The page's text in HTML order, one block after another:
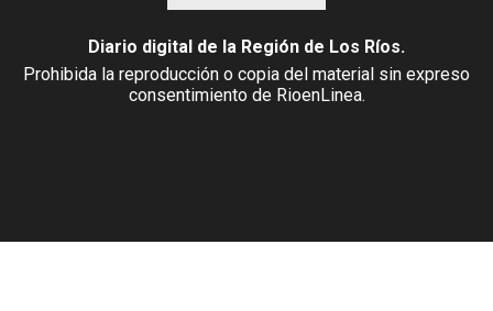
Diario digital de la Región de Los Ríos.
Prohibida la reproducción o copia del material sin expreso
consentimiento de RioenLinea.